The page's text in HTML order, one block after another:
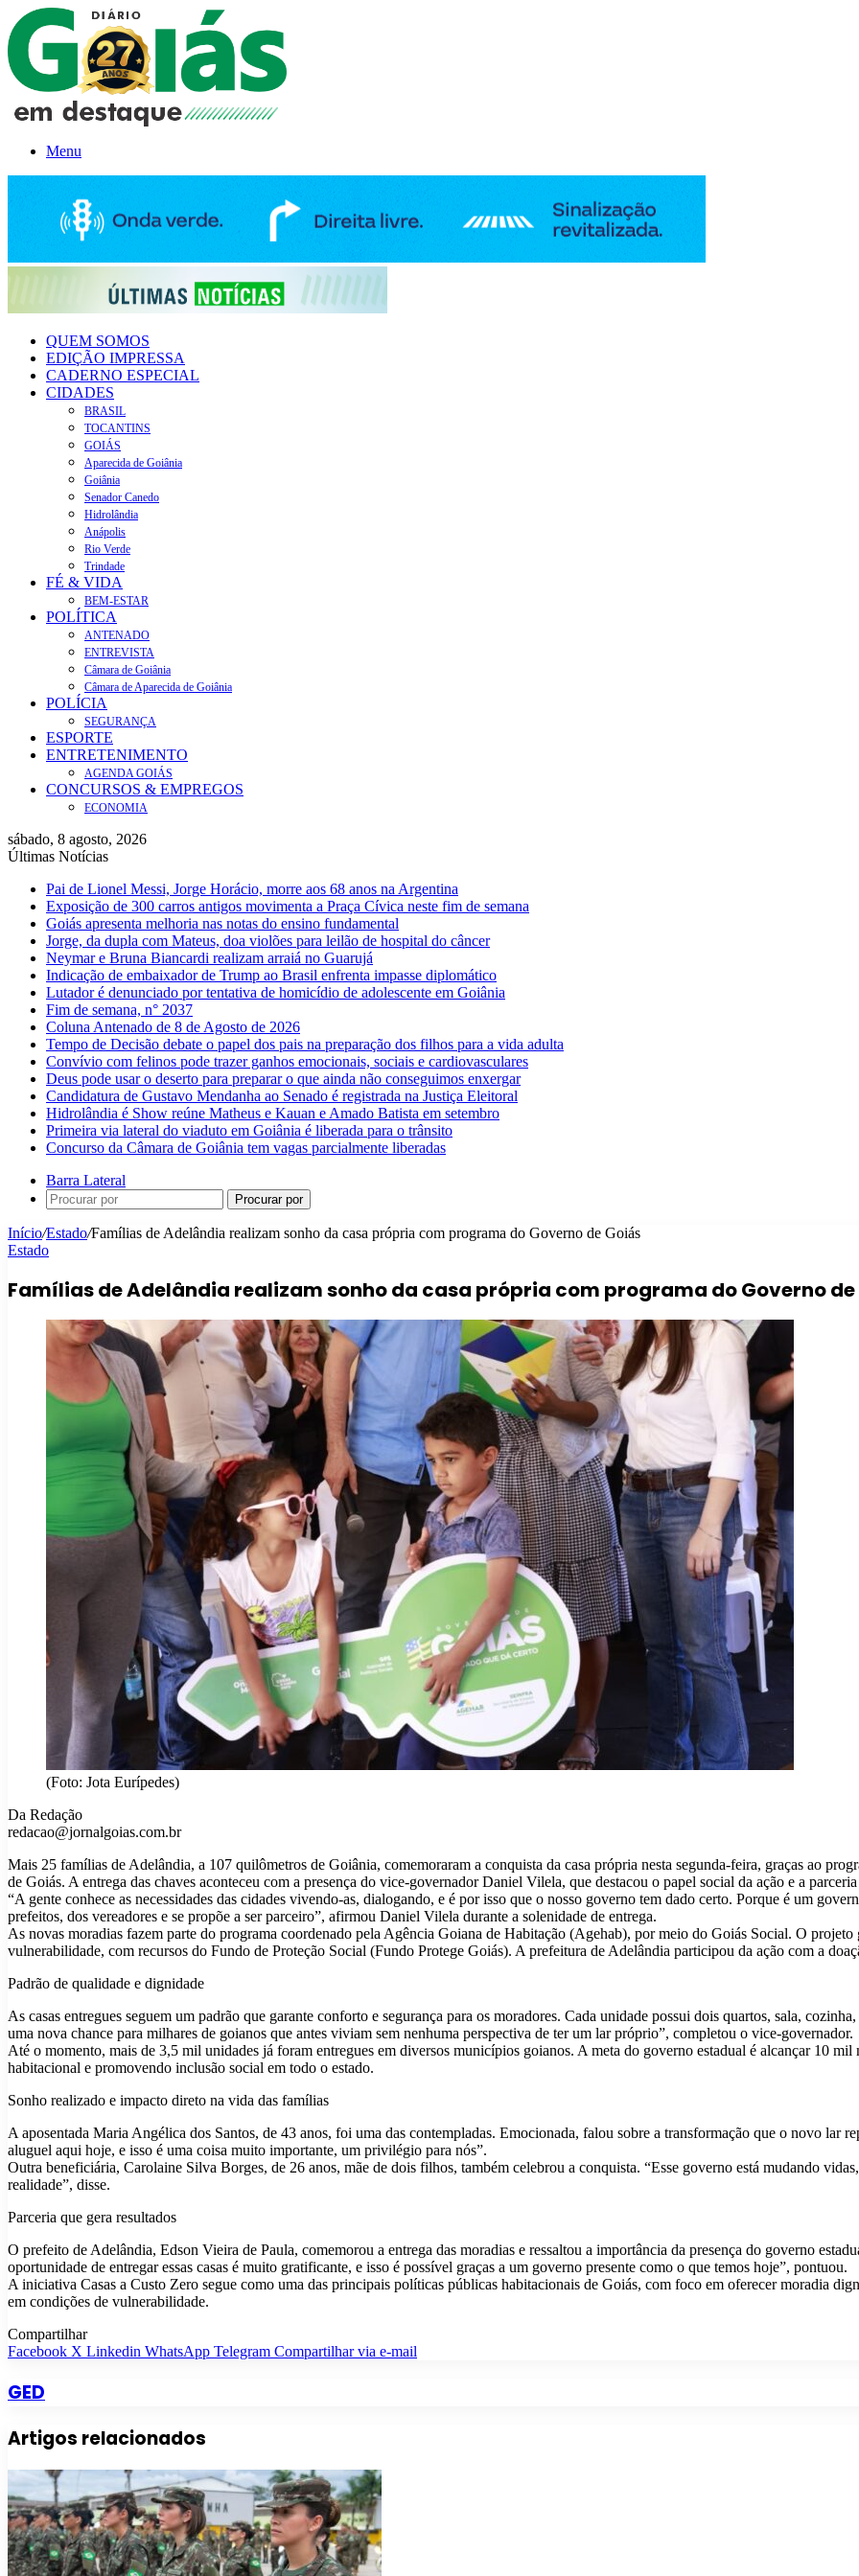
Menu
QUEM SOMOS
EDIÇÃO IMPRESSA
CADERNO ESPECIAL
CIDADES
BRASIL
TOCANTINS
GOIÁS
Aparecida de Goiânia
Goiânia
Senador Canedo
Hidrolândia
Anápolis
Rio Verde
Trindade
FÉ & VIDA
BEM-ESTAR
POLÍTICA
ANTENADO
ENTREVISTA
Câmara de Goiânia
Câmara de Aparecida de Goiânia
POLÍCIA
SEGURANÇA
ESPORTE
ENTRETENIMENTO
AGENDA GOIÁS
CONCURSOS & EMPREGOS
ECONOMIA
sábado, 8 agosto, 2026
Últimas Notícias
Pai de Lionel Messi, Jorge Horácio, morre aos 68 anos na Argentina
Exposição de 300 carros antigos movimenta a Praça Cívica neste fim de semana
Goiás apresenta melhoria nas notas do ensino fundamental
Jorge, da dupla com Mateus, doa violões para leilão de hospital do câncer
Neymar e Bruna Biancardi realizam arraiá no Guarujá
Indicação de embaixador de Trump ao Brasil enfrenta impasse diplomático
Lutador é denunciado por tentativa de homicídio de adolescente em Goiânia
Fim de semana, n° 2037
Coluna Antenado de 8 de Agosto de 2026
Tempo de Decisão debate o papel dos pais na preparação dos filhos para a vida adulta
Convívio com felinos pode trazer ganhos emocionais, sociais e cardiovasculares
Deus pode usar o deserto para preparar o que ainda não conseguimos enxergar
Candidatura de Gustavo Mendanha ao Senado é registrada na Justiça Eleitoral
Hidrolândia é Show reúne Matheus e Kauan e Amado Batista em setembro
Primeira via lateral do viaduto em Goiânia é liberada para o trânsito
Concurso da Câmara de Goiânia tem vagas parcialmente liberadas
Barra Lateral
Procurar por
Início/Estado/Famílias de Adelândia realizam sonho da casa própria com programa do Governo de Goiás
Estado
Famílias de Adelândia realizam sonho da casa própria com programa do Governo de
(Foto: Jota Eurípedes)
Da Redação
redacao@jornalgoias.com.br
Mais 25 famílias de Adelândia, a 107 quilômetros de Goiânia, comemoraram a conquista da casa própria nesta segunda-feira, graças ao
de Goiás. A entrega das chaves aconteceu com a presença do vice-governador Daniel Vilela, que destacou o papel social da ação e a
“A gente conhece as necessidades das cidades vivendo-as, dialogando, e é por isso que o nosso governo tem dado certo. Porque é um
prefeitos, dos vereadores e se propõe a ser parceiro”, afirmou Daniel Vilela durante a solenidade de entrega.
As novas moradias fazem parte do programa coordenado pela Agência Goiana de Habitação (Agehab), por meio do Goiás Social. O projeto
vulnerabilidade, com recursos do Fundo de Proteção Social (Fundo Protege Goiás). A prefeitura de Adelândia participou da ação com a
Padrão de qualidade e dignidade
As casas entregues seguem um padrão que garante conforto e segurança para os moradores. Cada unidade possui dois quartos, sala,
uma nova chance para milhares de goianos que antes viviam sem nenhuma perspectiva de ter um lar próprio”, completou o vice-governador.
Até o momento, mais de 3,5 mil unidades já foram entregues em diversos municípios goianos. A meta do governo estadual é alcançar 10
habitacional e promovendo inclusão social em todo o estado.
Sonho realizado e impacto direto na vida das famílias
A aposentada Maria Angélica dos Santos, de 43 anos, foi uma das contempladas. Emocionada, falou sobre a transformação que o novo lar
aluguel aqui hoje, e isso é uma coisa muito importante, um privilégio para nós”.
Outra beneficiária, Carolaine Silva Borges, de 26 anos, mãe de dois filhos, também celebrou a conquista. “Esse governo está mudando
realidade”, disse.
Parceria que gera resultados
O prefeito de Adelândia, Edson Vieira de Paula, comemorou a entrega das moradias e ressaltou a importância da presença do governo
oportunidade de entregar essas casas é muito gratificante, e isso é possível graças a um governo presente como o que temos hoje”, pontuou.
A iniciativa Casas a Custo Zero segue como uma das principais políticas públicas habitacionais de Goiás, com foco em oferecer moradia
em condições de vulnerabilidade.
Compartilhar
Facebook X Linkedin WhatsApp Telegram Compartilhar via e-mail
GED
Artigos relacionados